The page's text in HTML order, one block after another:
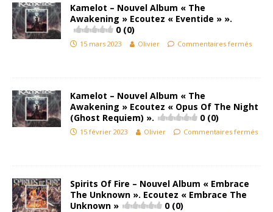
Kamelot – Nouvel Album « The
Awakening » Ecoutez « Eventide » ».
0 (0)
15 mars 2023 Olivier Commentaires fermés
Kamelot – Nouvel Album « The
Awakening » Ecoutez « Opus Of The Night
(Ghost Requiem) ».
0 (0)
15 février 2023 Olivier Commentaires fermés
Spirits Of Fire – Nouvel Album « Embrace
The Unknown ». Ecoutez « Embrace The
Unknown »
0 (0)